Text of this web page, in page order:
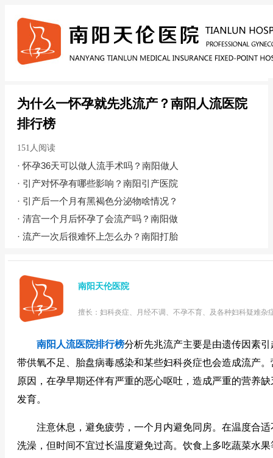
为什么一怀孕就先兆流产？南阳人流医院
排行榜
151人阅读
·怀孕36天可以做人流手术吗？南阳做人
· 引产对怀孕有哪些影响？南阳引产医院
· 引产后一个月有黑褐色分泌物啥情况？
· 清宫一个月后怀孕了会流产吗？南阳做
· 流产一次后很难怀上怎么办？南阳打胎
南阳天伦医院
擅长：妇科炎症、月经不调、不孕不育、及各种妇科疑难杂
南阳人流医院排行榜分析先兆流产主要是由遗传因素
带供氧不足、胎盘病毒感染和某些妇科炎症也会造成流产
原因，在孕早期还伴有严重的恶心呕吐，造成严重的营养
发育。
注意休息，避免疲劳，一个月内避免同房。在温度合适
洗澡，但时间不宜过长温度避免过高。饮食上多吃蔬菜水